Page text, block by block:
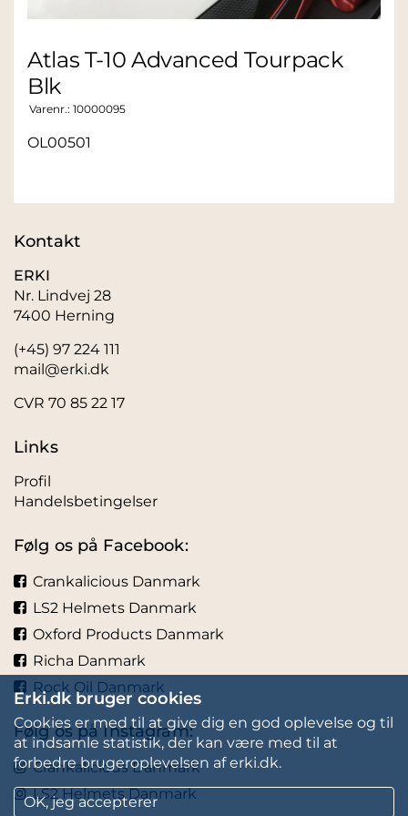
Atlas T-10 Advanced Tourpack
Blk
Varenr.: 10000095
OL00501
Kontakt
ERKI
Nr. Lindvej 28
7400 Herning
(+45) 97 224 111
mail@erki.dk
CVR 70 85 22 17
Links
Profil
Handelsbetingelser
Følg os på Facebook:
Crankalicious Danmark
LS2 Helmets Danmark
Oxford Products Danmark
Richa Danmark
Rock Oil Danmark
Følg os på Instagram:
Crankalicious Danmark
LS2 Helmets Danmark
Erki.dk bruger cookies
Cookies er med til at give dig en god oplevelse og til
at indsamle statistik, der kan være med til at
forbedre brugeroplevelsen af erki.dk.
OK, jeg accepterer